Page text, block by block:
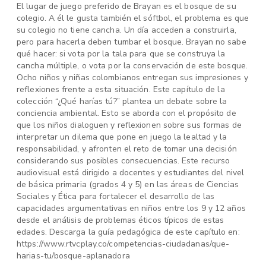
El lugar de juego preferido de Brayan es el bosque de su
colegio. A él le gusta también el sóftbol, el problema es que
su colegio no tiene cancha. Un día acceden a construirla,
pero para hacerla deben tumbar el bosque. Brayan no sabe
qué hacer: si vota por la tala para que se construya la
cancha múltiple, o vota por la conservación de este bosque.
Ocho niños y niñas colombianos entregan sus impresiones y
reflexiones frente a esta situación. Este capítulo de la
colección “¿Qué harías tú?” plantea un debate sobre la
conciencia ambiental. Esto se aborda con el propósito de
que los niños dialoguen y reflexionen sobre sus formas de
interpretar un dilema que pone en juego la lealtad y la
responsabilidad, y afronten el reto de tomar una decisión
considerando sus posibles consecuencias. Este recurso
audiovisual está dirigido a docentes y estudiantes del nivel
de básica primaria (grados 4 y 5) en las áreas de Ciencias
Sociales y Ética para fortalecer el desarrollo de las
capacidades argumentativas en niños entre los 9 y 12 años
desde el análisis de problemas éticos típicos de estas
edades. Descarga la guía pedagógica de este capítulo en:
https://www.rtvcplay.co/competencias-ciudadanas/que-
harias-tu/bosque-aplanadora